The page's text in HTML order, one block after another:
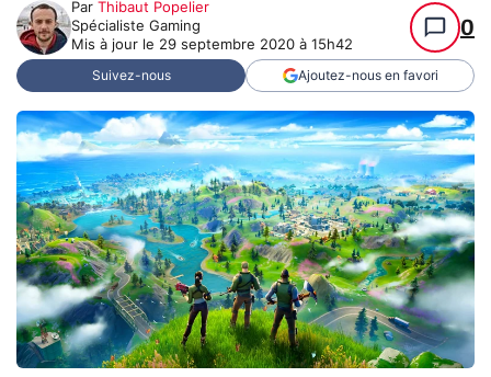
Par Thibaut Popelier
Spécialiste Gaming
Mis à jour le 29 septembre 2020 à 15h42
0
Suivez-nous Ajoutez-nous en favori